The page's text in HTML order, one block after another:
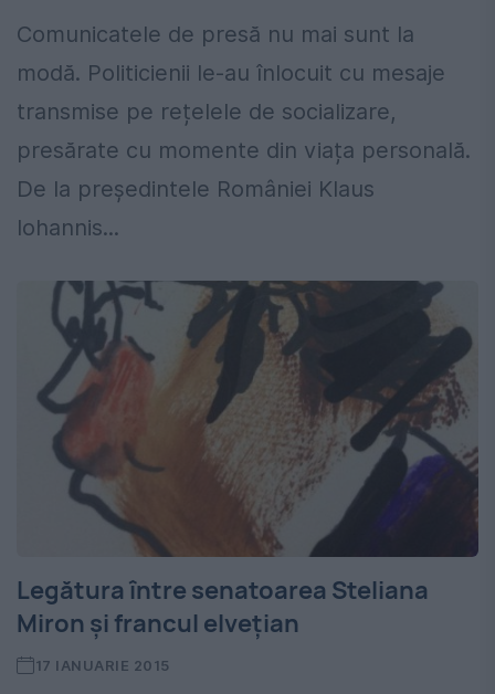
Comunicatele de presă nu mai sunt la
modă. Politicienii le-au înlocuit cu mesaje
transmise pe rețelele de socializare,
presărate cu momente din viața personală.
De la preşedintele României Klaus
Iohannis...
Legătura între senatoarea Steliana
Miron și francul elvețian
17 IANUARIE 2015